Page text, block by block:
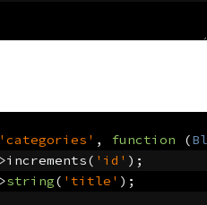
'categories' , function (
increments( 'id' );
string( 'title' );